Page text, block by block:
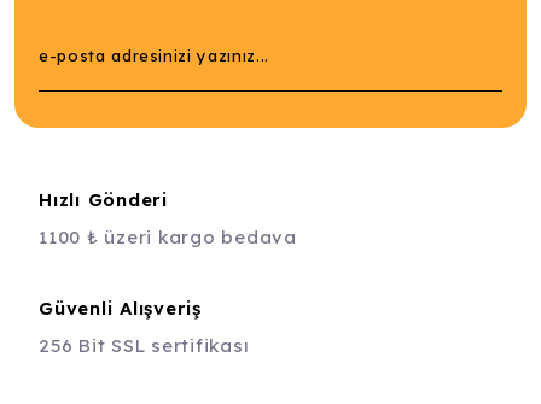
Hızlı Gönderi
1100 ₺ üzeri kargo bedava
Güvenli Alışveriş
256 Bit SSL sertifikası